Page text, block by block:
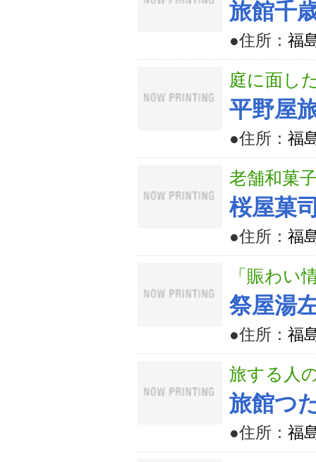
旅館千
●住所： 福
庭に面し
平野屋
●住所： 福
老舗和菓
桜屋菓
●住所： 福
「賑わい
祭屋湯
●住所： 福
旅する人
旅館つ
●住所： 福